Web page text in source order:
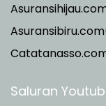
Saluran